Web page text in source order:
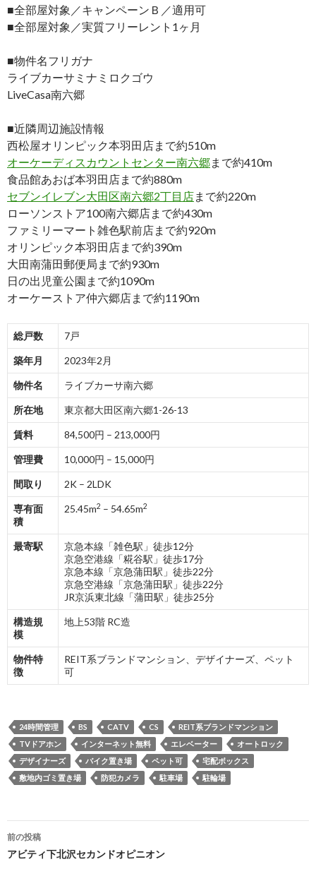
■全部屋対象／キャンペーンＢ／適用可
■全部屋対象／実質フリーレント1ヶ月
■物件名フリガナ
ライブカーサミナミロクゴウ
LiveCasa南六郷
■近隣周辺施設情報
西松屋オリンピック本羽田店まで約510m
オーケーディスカウントセンター南六郷まで約410m
食品館あおば本羽田店まで約880m
セブンイレブン大田区南六郷2丁目店まで約220m
ローソンストア100南六郷店まで約430m
ファミリーマート雑色駅前店まで約920m
オリンピック本羽田店まで約390m
大田南蒲田郵便局まで約930m
日の出児童公園まで約1090m
オーケーストア仲六郷店まで約1190m
総戸数 7戸
築年月 2023年2月
物件名 ライブカーサ南六郷
所在地 東京都大田区南六郷1-26-13
賃料 84,500円 – 213,000円
管理費 10,000円 – 15,000円
間取り 2K – 2LDK
専有面
積
25.45m2 – 54.65m2
最寄駅
京急本線「雑色駅」徒歩12分
京急空港線「糀谷駅」徒歩17分
京急本線「京急蒲田駅」徒歩22分
京急空港線「京急蒲田駅」徒歩22分
JR京浜東北線「蒲田駅」徒歩25分
構造規
模
地上53階 RC造
物件特
徴
REIT系ブランドマンション、デザイナーズ、ペット
可
24時間管理 BS CATV CS
REIT系ブランドマンション
TVドアホン
インターネット無料 エレベーター
オートロック
デザイナーズ
バイク置き場 ペット可
宅配ボックス
敷地内ゴミ置き場
防犯カメラ 駐車場 駐輪場
投
稿
前の投稿
アビティ下北沢セカンドオピニオン